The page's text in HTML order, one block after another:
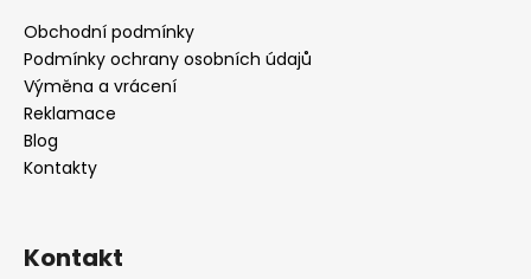
Obchodní podmínky
Podmínky ochrany osobních údajů
Výměna a vrácení
Reklamace
Blog
Kontakty
Kontakt